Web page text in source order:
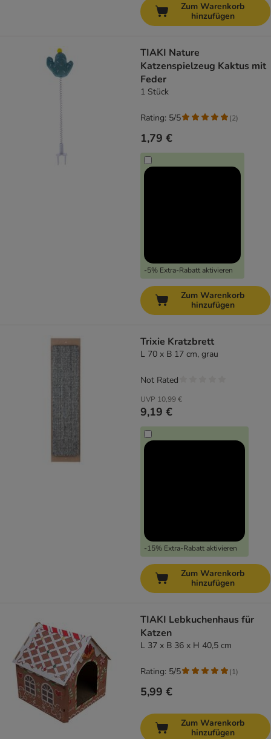
Zum Warenkorb
hinzufügen
TIAKI Nature
Katzenspielzeug Kaktus mit
Feder
1 Stück
1,79 €
-5% Extra-Rabatt aktivieren
Rating: 5/5 (2)
Zum Warenkorb
hinzufügen
Trixie Kratzbrett
L 70 x B 17 cm, grau
UVP 10,99 €
9,19 €
-15% Extra-Rabatt aktivieren
Not Rated
Zum Warenkorb
hinzufügen
TIAKI Lebkuchenhaus für
Katzen
L 37 x B 36 x H 40,5 cm
5,99 €
Rating: 5/5 (1)
Zum Warenkorb
hinzufügen